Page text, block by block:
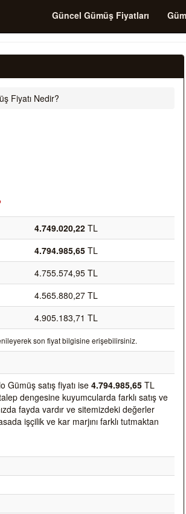
Güncel Gümüş Fiyatları
Fiyatı Nedir?
4.749.020,22 TL
4.794.985,65 TL
4.755.574,95 TL
4.565.880,27 TL
4.905.183,71 TL
son fiyat bilgisine erişebilirsiniz.
Gümüş satış fiyatı ise4.794.985,65 TL
dengesine kuyumcularda farklı satış ve
fayda vardır ve sitemizdeki değerler
işçilik ve kar marjını farklı tutmaktan